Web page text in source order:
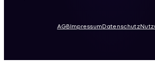
AGBImpressumDatenschutz